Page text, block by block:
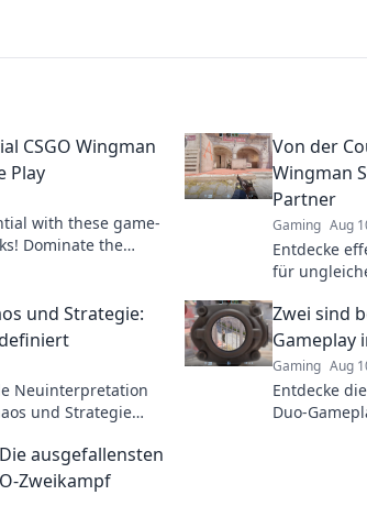
CSGO Wingman
Play
with these game-
Dominate the
Von der
Wingman
Partner
Gaming Aug
Entdecke
für
und Strategie:
Neuinterpretation
und Strategie
Zwei sind
Gameplay
Gaming Aug
Entdecke
Duo-
ausgefallensten
Zweikampf